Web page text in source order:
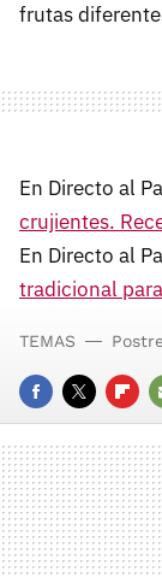
frutas
En Directo al
crujientes.
En Directo al
tradicional
FACEBOOK
TWITTER
TEMAS